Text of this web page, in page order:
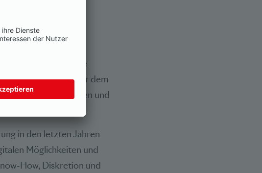
Kundenbedürfnisse
Insbesondere vor dem
mit bestehenden und
in den letzten Jahren
Möglichkeiten und
How, Diskretion und